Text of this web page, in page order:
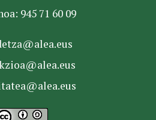
945 71 60 09